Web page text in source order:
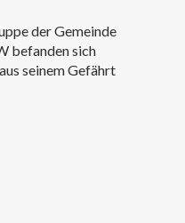
der Gemeinde
befanden sich
seinem Gefährt